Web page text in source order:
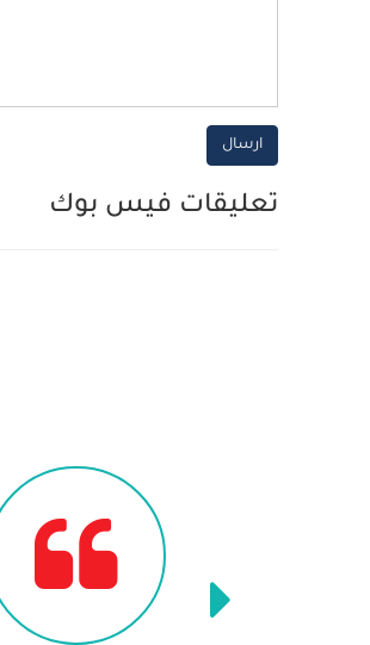
ارسال
تعليقات فيس بوك